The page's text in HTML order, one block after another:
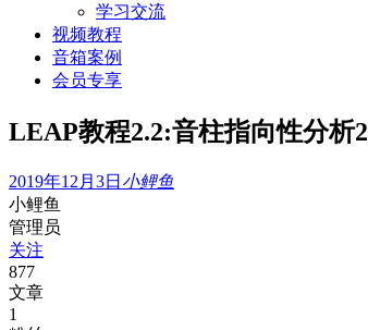
学习交流
视频教程
音箱案例
会员专享
LEAP教程2.2:音柱指向性分析2
2019年12月3日 小鲤鱼
小鲤鱼
管理员
关注
877
文章
1